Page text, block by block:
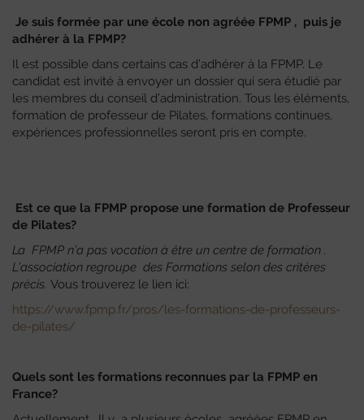
Je suis formée par une école non agréée FPMP , puis je
adhérer à la FPMP?
Il est possible dans certains cas d’adhérer à la FPMP. Le
candidat est invité à envoyer un dossier qui sera étudié par
les membres du conseil d’administration. Tous les éléments,
formation de professeur de Pilates, formations continues,
expériences professionnelles seront pris en compte.
Est ce que la FPMP propose une formation de Professeur
de Pilates?
La FPMP n’a pas vocation à être un centre de formation .
L’association regroupe des Formations selon des critères
précis. Vous trouverez le lien ici:
https://www.fpmp.fr/pros/les-formations-de-professeurs-
de-pilates/
Quels sont les formations reconnues par la FPMP en
France?